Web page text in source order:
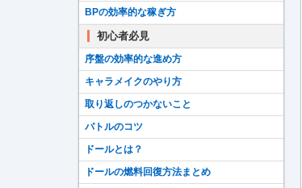
BPの効率的な稼ぎ方
初心者必見
序盤の効率的な進め方
キャラメイクのやり方
取り返しのつかないこと
バトルのコツ
ドールとは？
ドールの燃料回復方法まとめ